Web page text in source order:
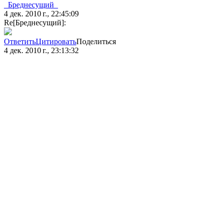
_Бреднесущий_
4 дек. 2010 г., 22:45:09
Re[Бреднесущий]:
ОтветитьЦитироватьПоделиться
4 дек. 2010 г., 23:13:32